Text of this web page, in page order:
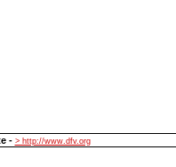
- > http://www.dfv.org